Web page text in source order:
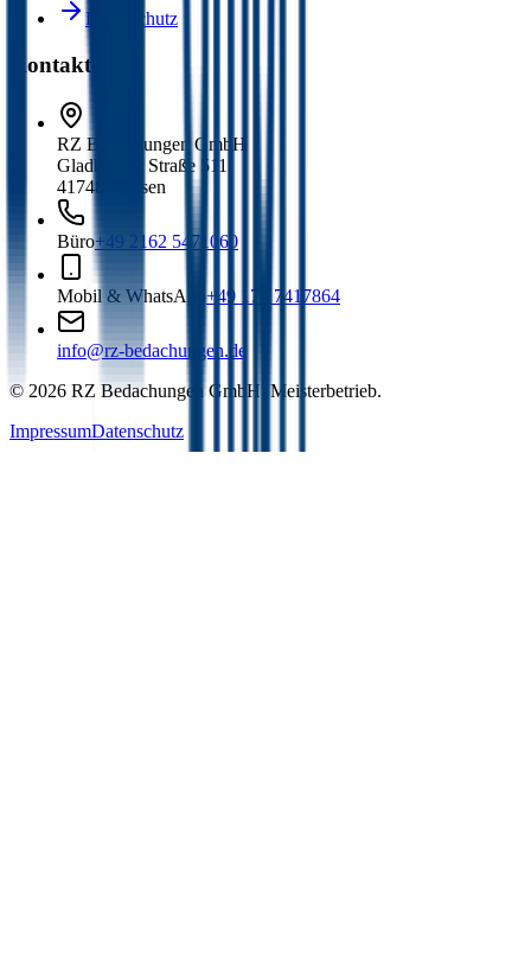
Datenschutz
Kontakt
RZ Bedachungen GmbH
Gladbacher Straße 511
41748 Viersen
Büro+49 2162 5471060
Mobil & WhatsApp+49 174 7417864
info@rz-bedachungen.de
© 2026 RZ Bedachungen GmbH. Meisterbetrieb.
ImpressumDatenschutz